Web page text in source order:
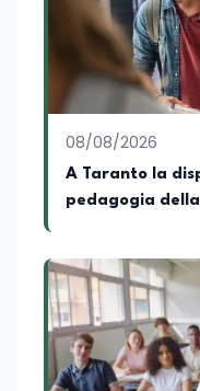
08/08/2026
A Taranto la
pedagogia